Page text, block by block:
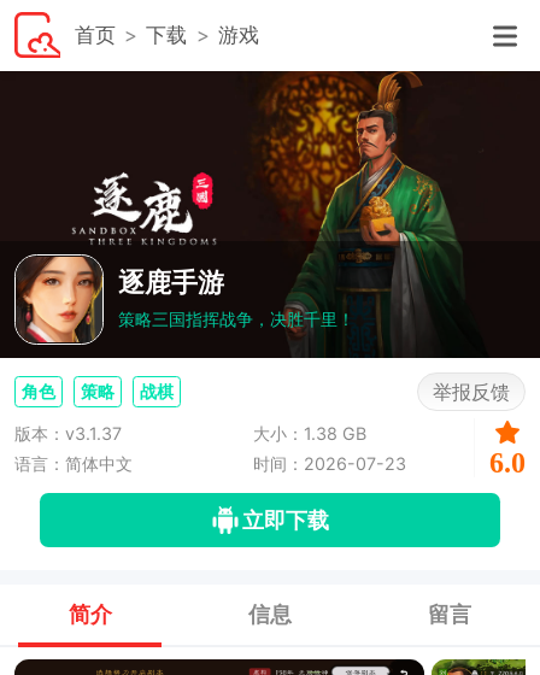
首页 下载 游戏
逐鹿手游
策略三国指挥战争，决胜千里！
角色 策略 战棋 举报反馈
版本：v3.1.37
大小：1.38 GB
语言：简体中文
时间：2026-07-23 6.0
立即下载
简介 信息 留言